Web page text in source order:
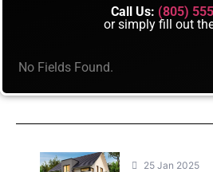
Call Us: (805)
or simply fill out
No Fields Found.
25 Jan 2025